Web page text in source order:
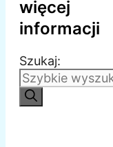
więcej
informacji
Szukaj: